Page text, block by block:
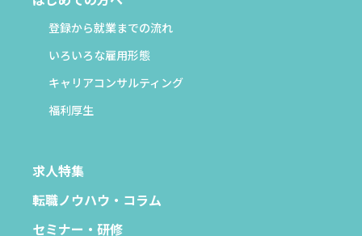
登録から就業までの流れ
いろいろな雇用形態
キャリアコンサルティング
福利厚生
求人特集
転職ノウハウ・コラム
セミナー・研修